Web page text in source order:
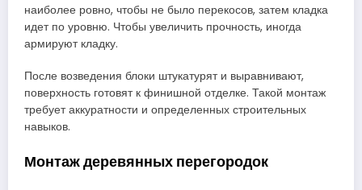
наиболее ровно, чтобы не было перекосов, затем кладка
идет по уровню. Чтобы увеличить прочность, иногда
армируют кладку.
После возведения блоки штукатурят и выравнивают,
поверхность готовят к финишной отделке. Такой монтаж
требует аккуратности и определенных строительных
навыков.
Монтаж деревянных перегородок